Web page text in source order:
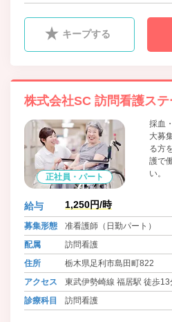
キープする
株式会社SC 訪問看護ス
正社員・パート
採血
大募
る方
護で
い。
給与 1,250円/時
募集形態
准看護師（日勤パート）
配属
訪問看護
住所
栃木県足利市島田町822
アクセス
東武伊勢崎線 福居駅 徒歩13
診療科目
訪問看護